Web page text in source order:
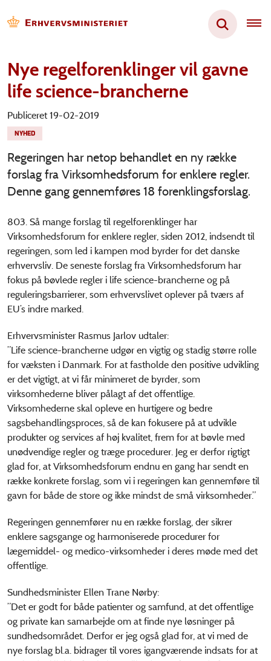
Nye regelforenklinger vil gavne
life science-brancherne
Publiceret 19-02-2019
NYHED
Regeringen har netop behandlet en ny række
forslag fra Virksomhedsforum for enklere regler.
Denne gang gennemføres 18 forenklingsforslag.
803. Så mange forslag til regelforenklinger har
Virksomhedsforum for enklere regler, siden 2012, indsendt til
regeringen, som led i kampen mod byrder for det danske
erhvervsliv. De seneste forslag fra Virksomhedsforum har
fokus på bøvlede regler i life science-brancherne og på
reguleringsbarrierer, som erhvervslivet oplever på tværs af
EU’s indre marked.
Erhvervsminister Rasmus Jarlov udtaler:
”Life science-brancherne udgør en vigtig og stadig større rolle
for væksten i Danmark. For at fastholde den positive udvikling
er det vigtigt, at vi får minimeret de byrder, som
virksomhederne bliver pålagt af det offentlige.
Virksomhederne skal opleve en hurtigere og bedre
sagsbehandlingsproces, så de kan fokusere på at udvikle
produkter og services af høj kvalitet, frem for at bøvle med
unødvendige regler og træge procedurer. Jeg er derfor rigtigt
glad for, at Virksomhedsforum endnu en gang har sendt en
række konkrete forslag, som vi i regeringen kan gennemføre til
gavn for både de store og ikke mindst de små virksomheder.”
Regeringen gennemfører nu en række forslag, der sikrer
enklere sagsgange og harmoniserede procedurer for
lægemiddel- og medico-virksomheder i deres møde med det
offentlige.
Sundhedsminister Ellen Trane Nørby:
”Det er godt for både patienter og samfund, at det offentlige
og private kan samarbejde om at finde nye løsninger på
sundhedsområdet. Derfor er jeg også glad for, at vi med de
nye forslag bl.a. bidrager til vores igangværende indsats for at